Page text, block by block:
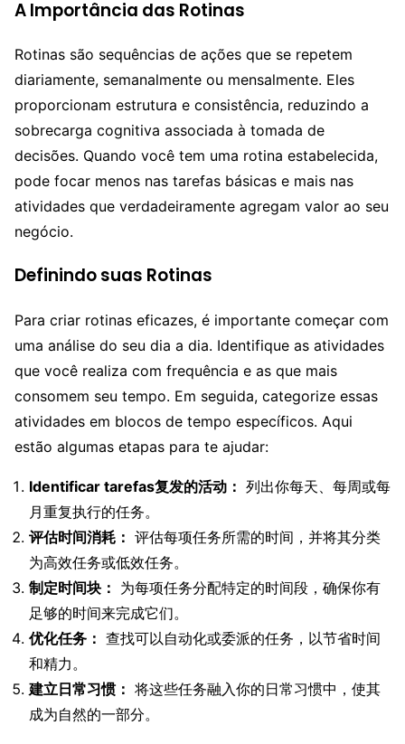
A Importância das Rotinas
Rotinas são sequências de ações que se repetem
diariamente, semanalmente ou mensalmente. Eles
proporcionam estrutura e consistência, reduzindo a
sobrecarga cognitiva associada à tomada de
decisões. Quando você tem uma rotina estabelecida,
pode focar menos nas tarefas básicas e mais nas
atividades que verdadeiramente agregam valor ao seu
negócio.
Definindo suas Rotinas
Para criar rotinas eficazes, é importante começar com
uma análise do seu dia a dia. Identifique as atividades
que você realiza com frequência e as que mais
consomem seu tempo. Em seguida, categorize essas
atividades em blocos de tempo específicos. Aqui
estão algumas etapas para te ajudar:
Identificar tarefas复发的活动： 列出你每天、每周或每
月重复执行的任务。
评估时间消耗： 评估每项任务所需的时间，并将其分类
为高效任务或低效任务。
制定时间块： 为每项任务分配特定的时间段，确保你有
足够的时间来完成它们。
优化任务： 查找可以自动化或委派的任务，以节省时间
和精力。
建立日常习惯： 将这些任务融入你的日常习惯中，使其
成为自然的一部分。